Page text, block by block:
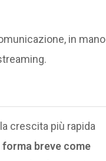
in mano
crescita più rapida
breve come